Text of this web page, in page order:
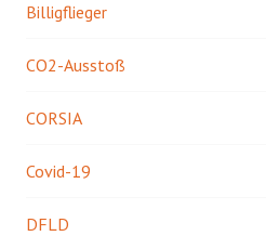
Billigflieger
CO2-Ausstoß
CORSIA
Covid-19
DFLD